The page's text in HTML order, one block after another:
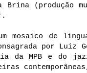
Brina (produção
mosaico de
por Luiz
da MPB e do